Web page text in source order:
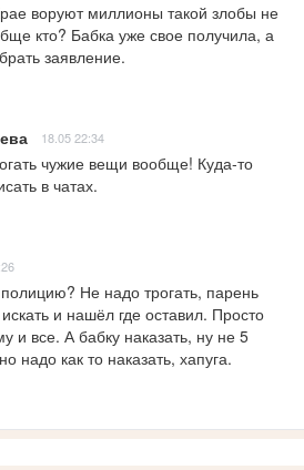
воруют миллионы такой злобы не
кто? Бабка уже свое получила, а
заявление.
18.05 22:34
чужие вещи вообще! Куда-то
в чатах.
Не надо трогать, парень
и нашёл где оставил. Просто
и все. А бабку наказать, ну не 5
надо как то наказать, хапуга.